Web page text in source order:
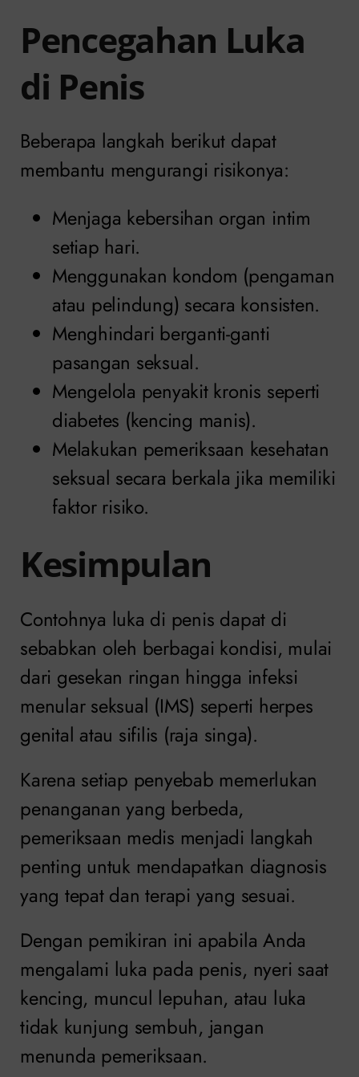
Pencegahan Luka
di Penis
Beberapa langkah berikut dapat
membantu mengurangi risikonya:
Menjaga kebersihan organ intim
setiap hari.
Menggunakan kondom (pengaman
atau pelindung) secara konsisten.
Menghindari berganti-ganti
pasangan seksual.
Mengelola penyakit kronis seperti
diabetes (kencing manis).
Melakukan pemeriksaan kesehatan
seksual secara berkala jika memiliki
faktor risiko.
Kesimpulan
Contohnya luka di penis dapat di
sebabkan oleh berbagai kondisi, mulai
dari gesekan ringan hingga infeksi
menular seksual (IMS) seperti herpes
genital atau sifilis (raja singa).
Karena setiap penyebab memerlukan
penanganan yang berbeda,
pemeriksaan medis menjadi langkah
penting untuk mendapatkan diagnosis
yang tepat dan terapi yang sesuai.
Dengan pemikiran ini apabila Anda
mengalami luka pada penis, nyeri saat
kencing, muncul lepuhan, atau luka
tidak kunjung sembuh, jangan
menunda pemeriksaan.